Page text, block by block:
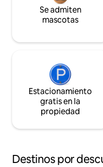
Se admiten
mascotas
Estacionamiento
gratis en la
propiedad
Destinos por